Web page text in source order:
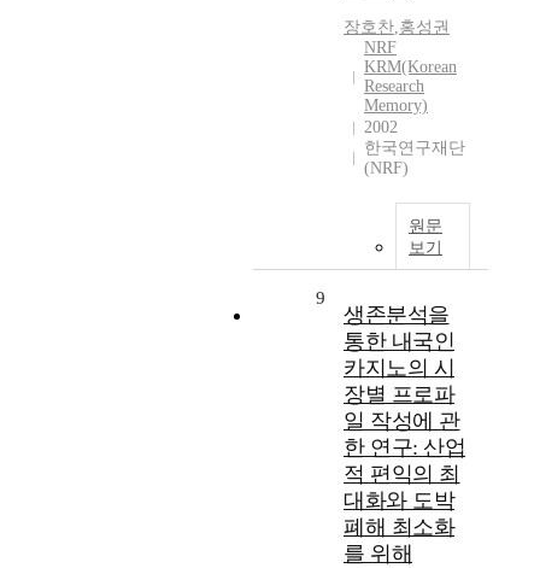
장호찬,홍성권
NRF
KRM(Korean
Research
Memory)
2002
한국연구재단
(NRF)
원문
보기
9
생존분석을
통한 내국인
카지노의 시
장별 프로파
일 작성에 관
한 연구: 산업
적 편익의 최
대화와 도박
폐해 최소화
를 위해